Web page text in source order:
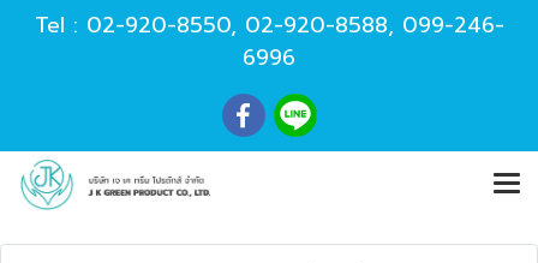
Tel : 02-920-8550, 02-920-8588, 099-246-
6996